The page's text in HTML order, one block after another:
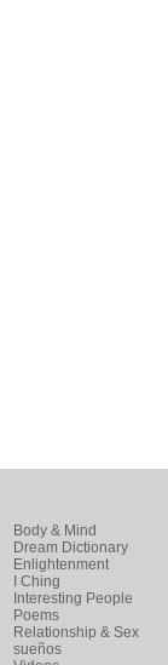
Body & Mind
Dream Dictionary
Enlightenment
I Ching
Interesting People
Poems
Relationship & Sex
sueños